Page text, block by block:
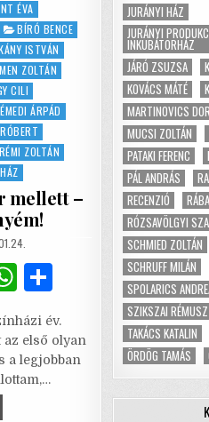
ÉVA
BÍRÓ BENCE
ISTVÁN
ZOLTÁN
CILI
ÁRPÁD
ZOLTÁN
mellett –
W
at
s
A
ar
e
év.
első olyan
a legjobban
JURÁNYI HÁZ
JURÁNYI
INKUBÁTORHÁZ
JÁRÓ ZSUZSA
KOVÁCS MÁTÉ
MARTINOVICS
MUCSI ZOLTÁN
PATAKI FERENC
PÁL ANDRÁS
RECENZIÓ
RÓZSAVÖLGYI
SCHMIED ZOLTÁN
SCHRUFF MILÁN
SPOLARICS
SZIKSZAI RÉMUSZ
TAKÁCS KATALIN
ÖRDÖG TAMÁS